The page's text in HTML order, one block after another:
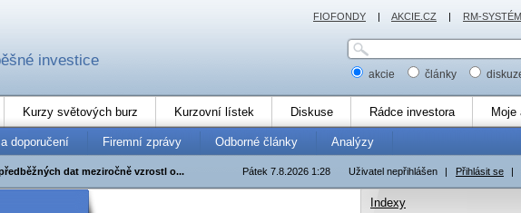
investice
akcie články
Kurzy světových burz Kurzovní lístek Diskuse Rádce investora Moje
doporučení Firemní zprávy Odborné články Analýzy
Uživatel nepřihlášen | Přihlásit se |
Pátek 7.8.2026 1:28
dat meziročně vzrostl o...
Indexy
FIOFONDY | AKCIE.CZ | RM-SYSTÉM